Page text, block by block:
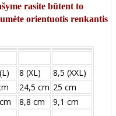
rasite būtent to
orientuotis renkantis
8 (XL)
8,5 (XXL)
24,5 cm 25 cm
8,8 cm
9,1 cm